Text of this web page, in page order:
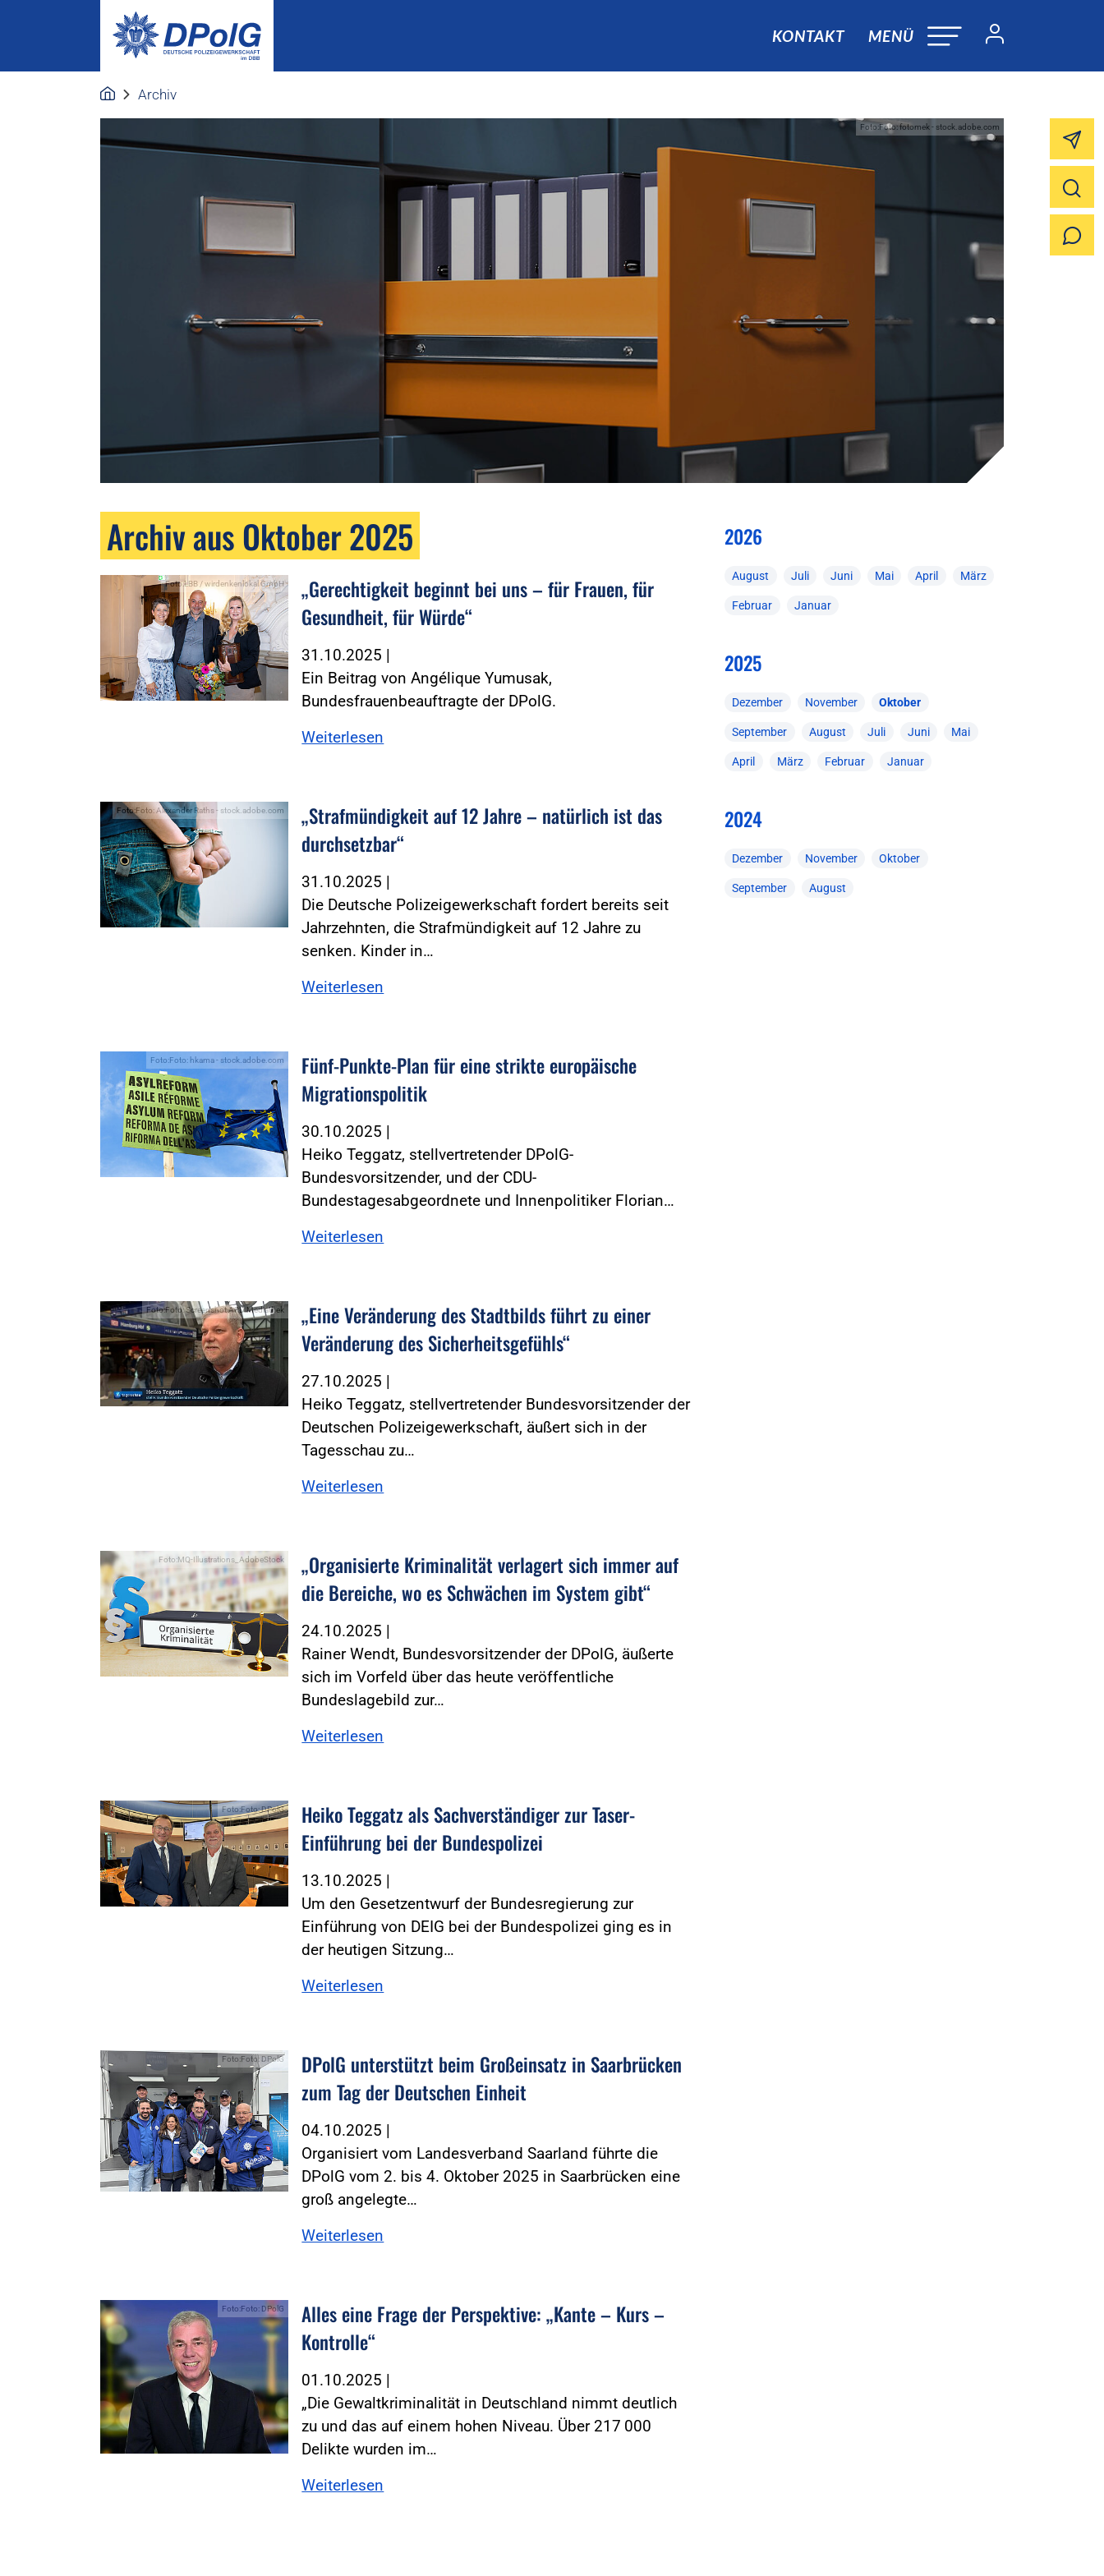
KONTAKT MENÜ
Archiv
Foto:Foto: fotomek - stock.adobe.com
Archiv aus Oktober 2025
Foto:LBB / wirdenkenlokal GmbH
„Gerechtigkeit beginnt bei uns – für Frauen, für
Gesundheit, für Würde“
31.10.2025 |
Ein Beitrag von Angélique Yumusak,
Bundesfrauenbeauftragte der DPolG.
Weiterlesen
Foto:Foto: Alexander Raths - stock.adobe.com
„Strafmündigkeit auf 12 Jahre – natürlich ist das
durchsetzbar“
31.10.2025 |
Die Deutsche Polizeigewerkschaft fordert bereits seit
Jahrzehnten, die Strafmündigkeit auf 12 Jahre zu
senken. Kinder in…
Weiterlesen
Foto:Foto: hkama - stock.adobe.com
Fünf-Punkte-Plan für eine strikte europäische
Migrationspolitik
30.10.2025 |
Heiko Teggatz, stellvertretender DPolG-
Bundesvorsitzender, und der CDU-
Bundestagesabgeordnete und Innenpolitiker Florian…
Weiterlesen
Foto:Foto: Screenshot ARD Mediathek
„Eine Veränderung des Stadtbilds führt zu einer
Veränderung des Sicherheitsgefühls“
27.10.2025 |
Heiko Teggatz, stellvertretender Bundesvorsitzender der
Deutschen Polizeigewerkschaft, äußert sich in der
Tagesschau zu…
Weiterlesen
Foto:MQ-Illustrations_AdobeStock
„Organisierte Kriminalität verlagert sich immer auf
die Bereiche, wo es Schwächen im System gibt“
24.10.2025 |
Rainer Wendt, Bundesvorsitzender der DPolG, äußerte
sich im Vorfeld über das heute veröffentliche
Bundeslagebild zur…
Weiterlesen
Foto:Foto: DPolG
Heiko Teggatz als Sachverständiger zur Taser-
Einführung bei der Bundespolizei
13.10.2025 |
Um den Gesetzentwurf der Bundesregierung zur
Einführung von DEIG bei der Bundespolizei ging es in
der heutigen Sitzung…
Weiterlesen
Foto:Foto: DPolG
DPolG unterstützt beim Großeinsatz in Saarbrücken
zum Tag der Deutschen Einheit
04.10.2025 |
Organisiert vom Landesverband Saarland führte die
DPolG vom 2. bis 4. Oktober 2025 in Saarbrücken eine
groß angelegte…
Weiterlesen
Foto:Foto: DPolG
Alles eine Frage der Perspektive: „Kante – Kurs –
Kontrolle“
01.10.2025 |
„Die Gewaltkriminalität in Deutschland nimmt deutlich
zu und das auf einem hohen Niveau. Über 217 000
Delikte wurden im…
Weiterlesen
2026
August Juli Juni Mai April März
Februar Januar
2025
Dezember November Oktober
September August Juli Juni Mai
April März Februar Januar
2024
Dezember November Oktober
September August